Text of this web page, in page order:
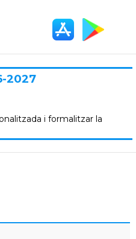
2027
i formalitzar la